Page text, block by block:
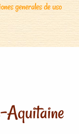
generales de uso
Aquitaine